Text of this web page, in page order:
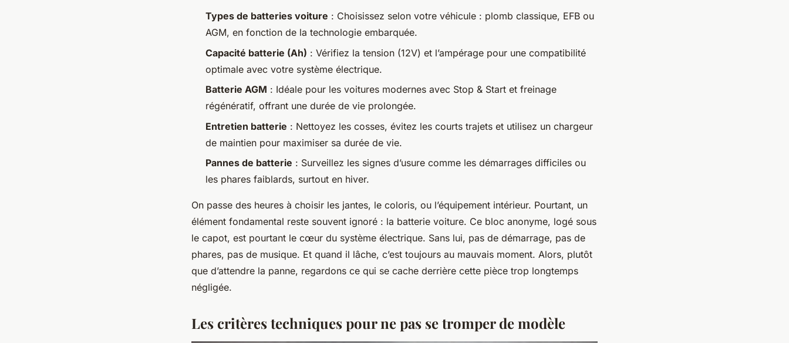
Types de batteries voiture : Choisissez selon votre véhicule : plomb classique, EFB ou
AGM, en fonction de la technologie embarquée.
Capacité batterie (Ah) : Vérifiez la tension (12V) et l’ampérage pour une compatibilité
optimale avec votre système électrique.
Batterie AGM : Idéale pour les voitures modernes avec Stop & Start et freinage
régénératif, offrant une durée de vie prolongée.
Entretien batterie : Nettoyez les cosses, évitez les courts trajets et utilisez un chargeur
de maintien pour maximiser sa durée de vie.
Pannes de batterie : Surveillez les signes d’usure comme les démarrages difficiles ou
les phares faiblards, surtout en hiver.
On passe des heures à choisir les jantes, le coloris, ou l’équipement intérieur. Pourtant, un
élément fondamental reste souvent ignoré : la batterie voiture. Ce bloc anonyme, logé sous
le capot, est pourtant le cœur du système électrique. Sans lui, pas de démarrage, pas de
phares, pas de musique. Et quand il lâche, c’est toujours au mauvais moment. Alors, plutôt
que d’attendre la panne, regardons ce qui se cache derrière cette pièce trop longtemps
négligée.
Les critères techniques pour ne pas se tromper de modèle